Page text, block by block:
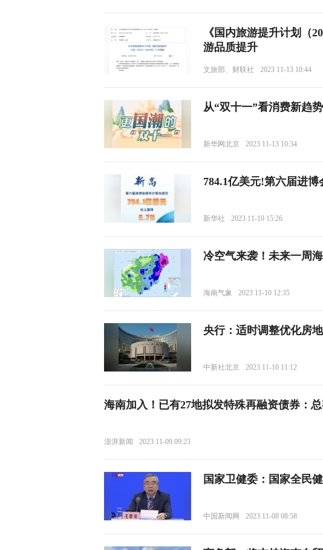
《国内旅游提升计划（
游品质提升
文旅部、财联社 2023 11-13 10:44
从“双十一”看消费新趋势
新华网北京 2023 11-13 10:34
784.1亿美元!第六届进
新华社 2023 11-10 15:26
冷空气来袭！未来一周
海南气象 2023 11-10 12:35
央行：适时调整优化房
中新社北京 2023 11-10 11:12
海南加入！已有27地拟发特殊再融资债券：
澎湃新闻 2023 11-09 09:23
国家卫健委：国家全民
中国新闻网 2023 11-08 08:58